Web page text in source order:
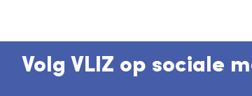
Volg VLIZ op sociale